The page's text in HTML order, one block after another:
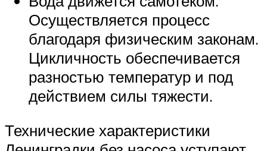
Осуществляется процесс
благодаря физическим законам.
Цикличность обеспечивается
разностью температур и под
действием силы тяжести.
Технические характеристики